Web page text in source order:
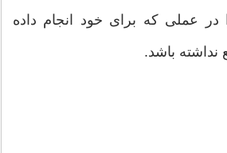
در عملی که برای خود انجام داده
نداشته باشد.